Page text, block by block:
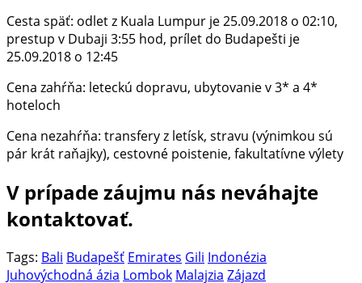
Cesta späť: odlet z Kuala Lumpur je 25.09.2018 o 02:10,
prestup v Dubaji 3:55 hod, prílet do Budapešti je
25.09.2018 o 12:45
Cena zahŕňa: leteckú dopravu, ubytovanie v 3* a 4*
hoteloch
Cena nezahŕňa: transfery z letísk, stravu (výnimkou sú
pár krát raňajky), cestovné poistenie, fakultatívne výlety
V prípade záujmu nás neváhajte
kontaktovať.
Tags: Bali Budapešť Emirates Gili Indonézia
Juhovýchodná ázia Lombok Malajzia Zájazd